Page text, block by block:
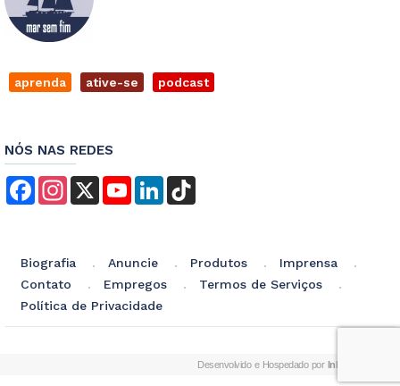
aprenda ative-se podcast
NÓS NAS REDES
FacebookInstagram
X YouTubeLinkedIn
Biografia Anuncie Produtos
Imprensa
Contato
Empregos
Termos de Serviços
Política de Privacidade
Desenvolvido e Hospedado por InkID